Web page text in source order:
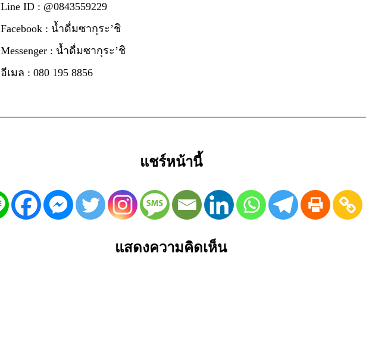
Line ID : @0843559229
Facebook : น้ำดื่มซากุระ’ชิ
Messenger : น้ำดื่มซากุระ’ชิ
อีเมล : 080 195 8856
แชร์หน้านี้
แสดงความคิดเห็น